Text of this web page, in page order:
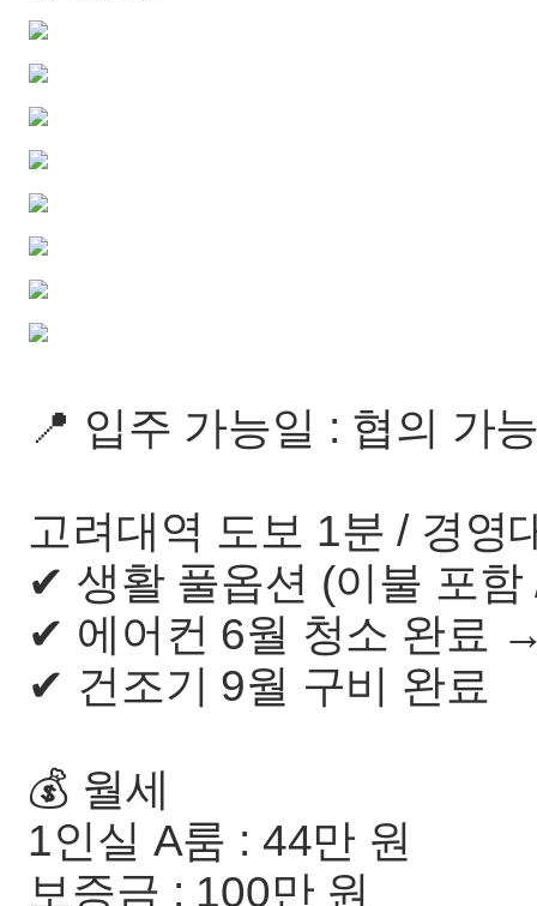
📍 입주 가능일 : 협의 가
고려대역 도보 1분 / 경영
✔ 생활 풀옵션 (이불 포
✔ 에어컨 6월 청소 완료
✔ 건조기 9월 구비 완료
💰 월세
1인실 A룸 : 44만 원
보증금 : 100만 원